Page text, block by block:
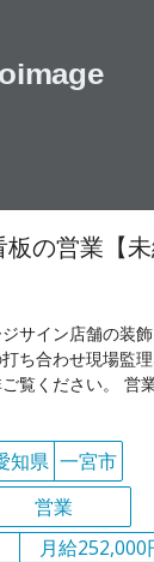
の営業【
サイン店舗の装
ち合わせ現場監
覧ください。 営
知県 一宮市
営業
月給252,000